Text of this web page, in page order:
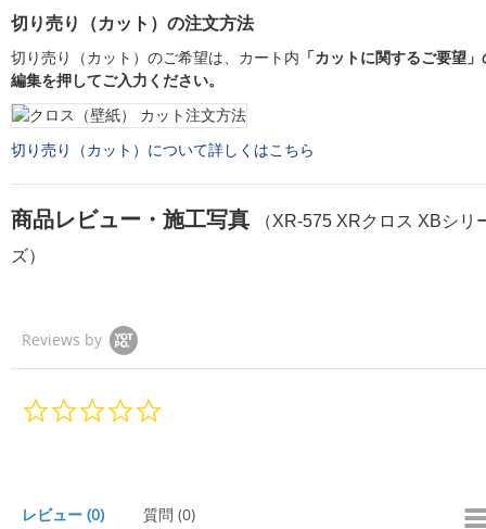
切り売り（カット）の注文方法
切り売り（カット）のご希望は、カート内 「カットに関するご要望」
編集を押してご入力ください。
切り売り（カット）について詳しくはこちら
商品レビュー・施工写真
（XR-575 XRクロス XBシリ
ズ）
Reviews by
r
レビュー (0) 質問 (0)